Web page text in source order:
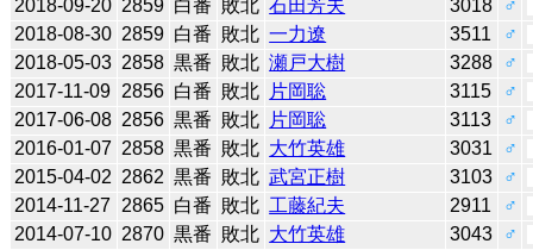
2018-09-20 2859 白番 敗北 石田芳夫 3018
♂
2018-08-30 2859 白番 敗北 一力遼 3511
♂
2018-05-03 2858 黒番 敗北 瀬戸大樹 3288
♂
2017-11-09 2856 白番 敗北 片岡聡 3115
♂
2017-06-08 2856 黒番 敗北 片岡聡 3113
♂
2016-01-07 2858 黒番 敗北 大竹英雄 3031
♂
2015-04-02 2862 黒番 敗北 武宮正樹 3103
♂
2014-11-27
2865 白番 敗北 工藤紀夫 2911
♂
2014-07-10 2870 黒番 敗北 大竹英雄 3043
♂